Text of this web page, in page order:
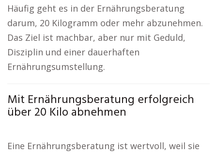
Häufig geht es in der Ernährungsberatung
darum, 20 Kilogramm oder mehr abzunehmen.
Das Ziel ist machbar, aber nur mit Geduld,
Disziplin und einer dauerhaften
Ernährungsumstellung.
Mit Ernährungsberatung erfolgreich
über 20 Kilo abnehmen
Eine Ernährungsberatung ist wertvoll, weil sie